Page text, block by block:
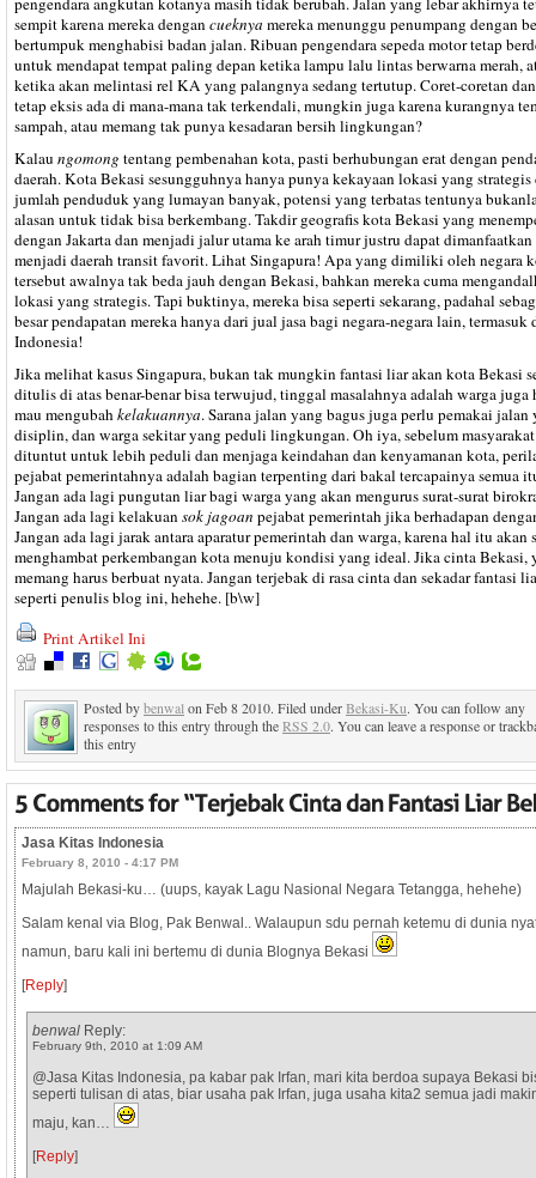
sempit karena mereka dengancueknya mereka menunggu penumpang dengan
bertumpuk menghabisi badan jalan. Ribuan pengendara sepeda motor tetap
untuk mendapat tempat paling depan ketika lampu lalu lintas berwarna merah,
ketika akan melintasi rel KA yang palangnya sedang tertutup. Coret-coretan
tetap eksis ada di mana-mana tak terkendali, mungkin juga karena kurangnya
sampah, atau memang tak punya kesadaran bersih lingkungan?
Kalau ngomong tentang pembenahan kota, pasti berhubungan erat dengan
daerah. Kota Bekasi sesungguhnya hanya punya kekayaan lokasi yang strategis
jumlah penduduk yang lumayan banyak, potensi yang terbatas tentunya
alasan untuk tidak bisa berkembang. Takdir geografis kota Bekasi yang
dengan Jakarta dan menjadi jalur utama ke arah timur justru dapat
menjadi daerah transit favorit. Lihat Singapura! Apa yang dimiliki oleh negara
tersebut awalnya tak beda jauh dengan Bekasi, bahkan mereka cuma
lokasi yang strategis. Tapi buktinya, mereka bisa seperti sekarang, padahal
besar pendapatan mereka hanya dari jual jasa bagi negara-negara lain, termasuk
Indonesia!
Jika melihat kasus Singapura, bukan tak mungkin fantasi liar akan kota Bekasi
ditulis di atas benar-benar bisa terwujud, tinggal masalahnya adalah warga juga
mau mengubahkelakuannya. Sarana jalan yang bagus juga perlu pemakai jalan
disiplin, dan warga sekitar yang peduli lingkungan. Oh iya, sebelum masyarakat
dituntut untuk lebih peduli dan menjaga keindahan dan kenyamanan kota,
pejabat pemerintahnya adalah bagian terpenting dari bakal tercapainya semua
Jangan ada lagi pungutan liar bagi warga yang akan mengurus surat-surat
Jangan ada lagi kelakuansok jagoan pejabat pemerintah jika berhadapan
Jangan ada lagi jarak antara aparatur pemerintah dan warga, karena hal itu akan
menghambat perkembangan kota menuju kondisi yang ideal. Jika cinta Bekasi,
memang harus berbuat nyata. Jangan terjebak di rasa cinta dan sekadar fantasi
seperti penulis blog ini, hehehe. [b\w]
Print Artikel Ini
Posted bybenwal on Feb 8 2010. Filed underBekasi-Ku. You can follow any
responses to this entry through theRSS 2.0. You can leave a response or
this entry
Jasa Kitas Indonesia
February 8, 2010 - 4:17 PM
Majulah Bekasi-ku… (uups, kayak Lagu Nasional Negara Tetangga, hehehe)
Salam kenal via Blog, Pak Benwal.. Walaupun sdu pernah ketemu di dunia
namun, baru kali ini bertemu di dunia Blognya Bekasi
[Reply]
benwal Reply:
February 9th, 2010 at 1:09 AM
@Jasa Kitas Indonesia, pa kabar pak Irfan, mari kita berdoa supaya Bekasi
seperti tulisan di atas, biar usaha pak Irfan, juga usaha kita2 semua jadi
maju, kan…
[Reply]